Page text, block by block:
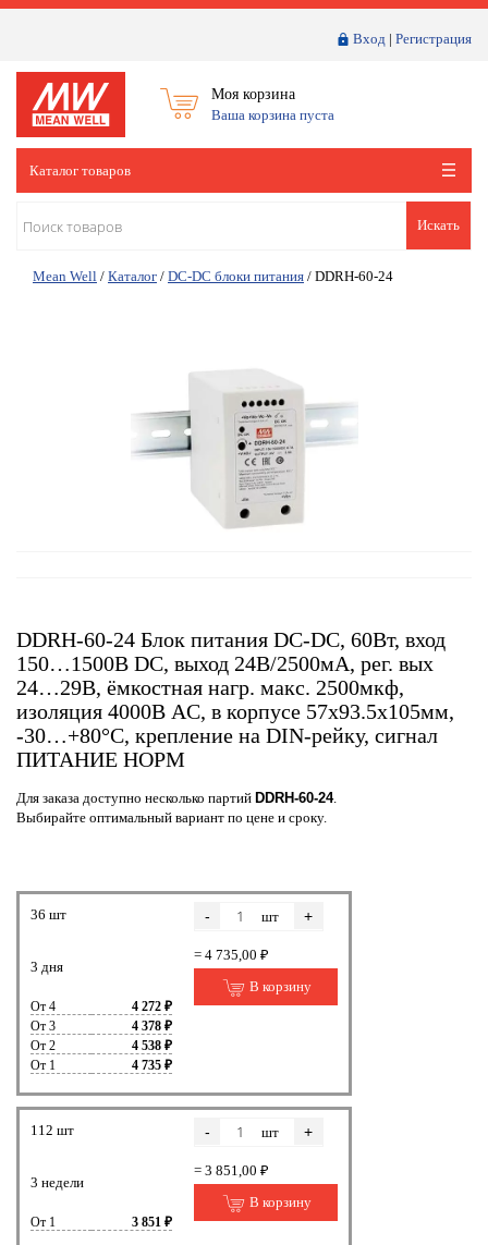
Вход | Регистрация
Моя корзина
Ваша корзина пуста
Каталог товаров
Искать
Mean Well / Каталог / DC-DC блоки питания / DDRH-60-24
DDRH-60-24 Блок питания DC-DC, 60Вт, вход
150…1500В DC, выход 24В/2500мА, рег. вых
24…29В, ёмкостная нагр. макс. 2500мкф,
изоляция 4000В AC, в корпусе 57х93.5х105мм,
-30…+80°С, крепление на DIN-рейку, сигнал
ПИТАНИЕ НОРМ
Для заказа доступно несколько партий DDRH-60-24.
Выбирайте оптимальный вариант по цене и сроку.
36 шт
3 дня
От 4
4 272 ₽
От 3
4 378 ₽
От 2
4 538 ₽
От 1
4 735 ₽
- шт +
= 4 735,00 ₽
В корзину
112 шт
3 недели
От 1 3 851 ₽
- шт +
= 3 851,00 ₽
В корзину